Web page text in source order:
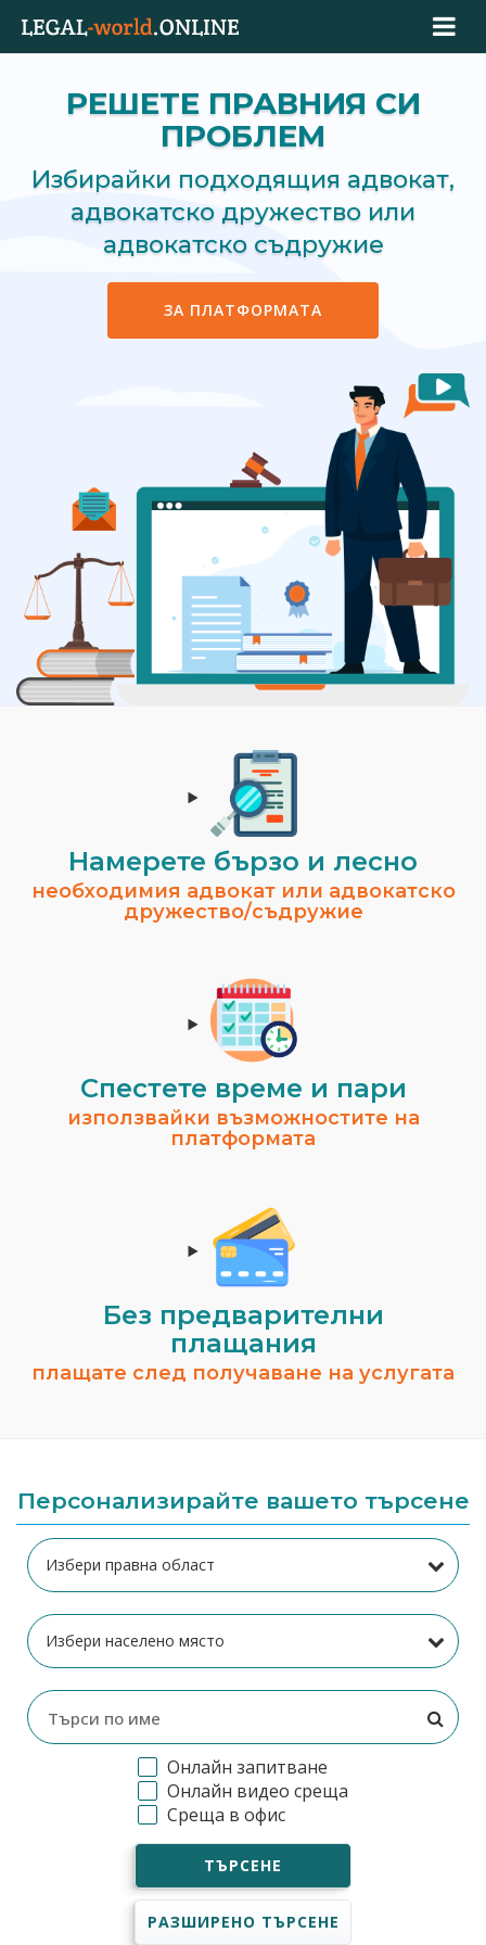
РЕШЕТЕ ПРАВНИЯ СИ
ПРОБЛЕМ
Избирайки подходящия адвокат,
адвокатско дружество или
адвокатско съдружие
ЗА ПЛАТФОРМАТА
Намерете бързо и лесно
необходимия адвокат или адвокатско
дружество/съдружие
Спестeте време и пари
използвайки възможностите на
платформата
Без предварителни
плащания
плащате след получаване на услугата
Персонализирайте вашето търсене
Онлайн запитване
Онлайн видео среща
Среща в офис
ТЪРСЕНЕ
РАЗШИРЕНО ТЪРСЕНЕ